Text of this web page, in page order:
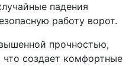
падения
работу ворот.
прочностью,
создает комфортные